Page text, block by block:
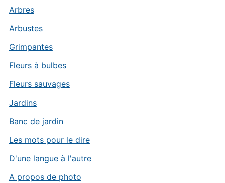
Arbres
Arbustes
Grimpantes
Fleurs à bulbes
Fleurs sauvages
Jardins
Banc de jardin
Les mots pour le dire
D'une langue à l'autre
A propos de photo